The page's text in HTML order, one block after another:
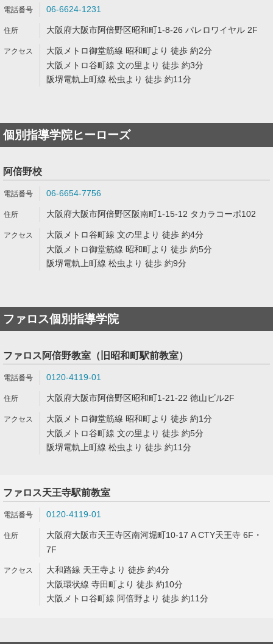
06-6624-1231
大阪府大阪市阿倍野区昭和町1-8-26 パレロワイヤル 2F
大阪メトロ御堂筋線 昭和町より 徒歩 約2分
大阪メトロ谷町線 文の里より 徒歩 約3分
阪堺電軌上町線 松虫より 徒歩 約11分
個別指導学院ヒーローズ
阿倍野校
06-6654-7756
大阪府大阪市阿倍野区阪南町1-15-12 タカラコーポ102
大阪メトロ谷町線 文の里より 徒歩 約4分
大阪メトロ御堂筋線 昭和町より 徒歩 約5分
阪堺電軌上町線 松虫より 徒歩 約9分
ファロス個別指導学院
ファロス阿倍野教室（旧昭和町駅前教室）
0120-4119-01
大阪府大阪市阿倍野区昭和町1-21-22 徳山ビル2F
大阪メトロ御堂筋線 昭和町より 徒歩 約1分
大阪メトロ谷町線 文の里より 徒歩 約5分
阪堺電軌上町線 松虫より 徒歩 約11分
ファロス天王寺駅前教室
0120-4119-01
大阪府大阪市天王寺区南河堀町10-17 A CTY天王寺 6F・
7F
大和路線 天王寺より 徒歩 約4分
大阪環状線 寺田町より 徒歩 約10分
大阪メトロ谷町線 阿倍野より 徒歩 約11分